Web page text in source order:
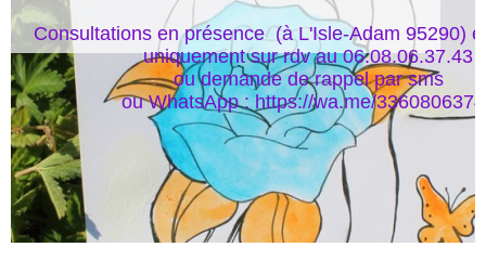
Consultations en présence  (à L'Isle-Adam 95290)
uniquement sur rdv au 06.08.06.37.43
ou demande de rappel par sms
ou WhatsApp : https://wa.me/